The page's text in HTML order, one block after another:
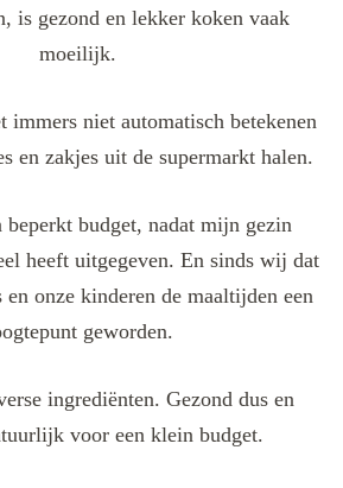
is gezond en lekker koken vaak
moeilijk.
immers niet automatisch betekenen
en zakjes uit de supermarkt halen.
budget, nadat mijn gezin
heeft uitgegeven. En sinds wij dat
onze kinderen de maaltijden een
geworden.
ingrediënten. Gezond dus en
voor een klein budget.